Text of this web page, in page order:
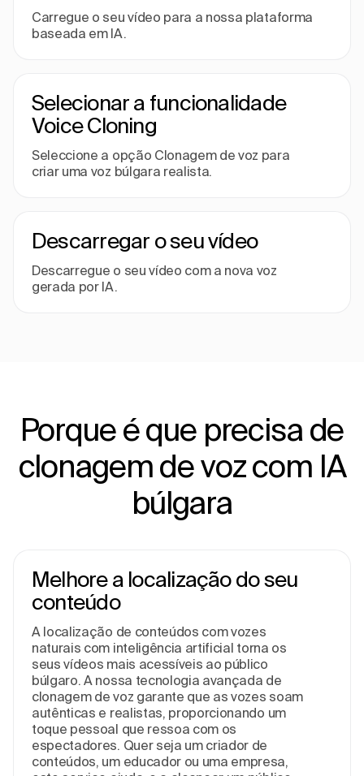
Carregue o seu vídeo para a nossa plataforma
baseada em IA.
Selecionar a funcionalidade
Voice Cloning
Seleccione a opção Clonagem de voz para
criar uma voz búlgara realista.
Descarregar o seu vídeo
Descarregue o seu vídeo com a nova voz
gerada por IA.
Porque é que precisa de
clonagem de voz com IA
búlgara
Melhore a localização do seu
conteúdo
A localização de conteúdos com vozes
naturais com inteligência artificial torna os
seus vídeos mais acessíveis ao público
búlgaro. A nossa tecnologia avançada de
clonagem de voz garante que as vozes soam
autênticas e realistas, proporcionando um
toque pessoal que ressoa com os
espectadores. Quer seja um criador de
conteúdos, um educador ou uma empresa,